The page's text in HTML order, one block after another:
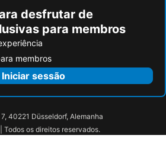
desfrutar de
para membros
membros
Iniciar sessão
40221 Düsseldorf, Alemanha
os direitos reservados.